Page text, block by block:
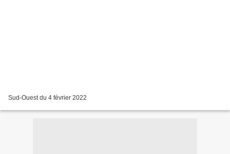
Sud-Ouest du 4 février 2022